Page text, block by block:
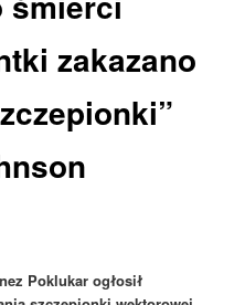
zakazano
Poklukar ogłosił